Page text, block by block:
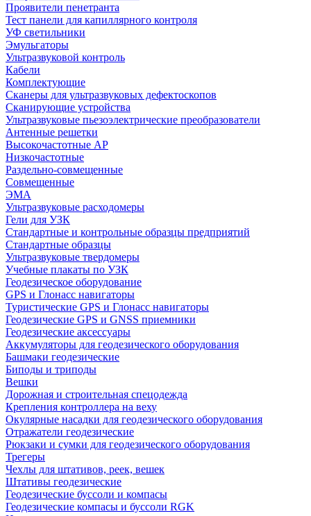
Проявители пенетранта
Тест панели для капиллярного контроля
УФ светильники
Эмульгаторы
Ультразвуковой контроль
Кабели
Комплектующие
Сканеры для ультразвуковых дефектоскопов
Сканирующие устройства
Ультразвуковые пьезоэлектрические преобразователи
Антенные решетки
Высокочастотные АР
Низкочастотные
Раздельно-совмещенные
Совмещенные
ЭМА
Ультразвуковые расходомеры
Гели для УЗК
Стандартные и контрольные образцы предприятий
Стандартные образцы
Ультразвуковые твердомеры
Учебные плакаты по УЗК
Геодезическое оборудование
GPS и Глонасс навигаторы
Туристические GPS и Глонасс навигаторы
Геодезические GPS и GNSS приемники
Геодезические аксессуары
Аккумуляторы для геодезического оборудования
Башмаки геодезические
Биподы и триподы
Вешки
Дорожная и строительная спецодежда
Крепления контроллера на веху
Окулярные насадки для геодезического оборудования
Отражатели геодезические
Рюкзаки и сумки для геодезического оборудования
Трегеры
Чехлы для штативов, реек, вешек
Штативы геодезические
Геодезические буссоли и компасы
Геодезические компасы и буссоли RGK